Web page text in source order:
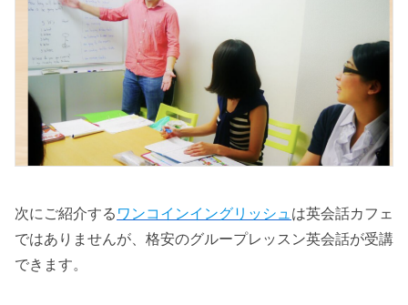
次にご紹介する ワンコインイングリッシュ は英会話カフェ
ではありませんが、格安のグループレッスン英会話が受講
できます。